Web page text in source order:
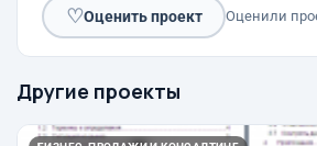
♡Оценить проект Оценили
Другие проекты